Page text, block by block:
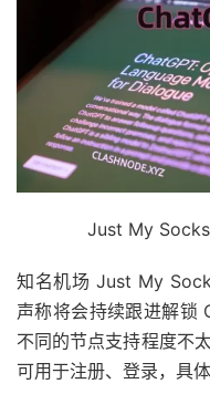
Just My
知名机场 Just My
声称将会持续跟进解锁
不同的节点支持程度不
可用于注册、登录，具